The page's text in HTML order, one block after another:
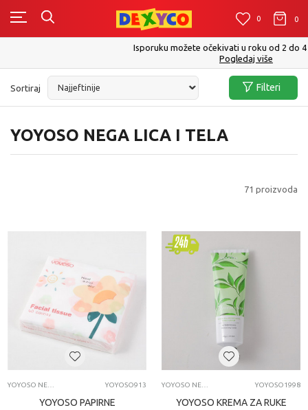
0 0 0
Isporuku možete očekivati u roku od 2 do 4 radna dana!
YOYOSO NEGA LICA I TELA
Sortiraj Filteri
71 proizvoda
YOYOSO913
YOYOSO PAPIRNE
YOYOSO1998
YOYOSO KREMA ZA RUKE